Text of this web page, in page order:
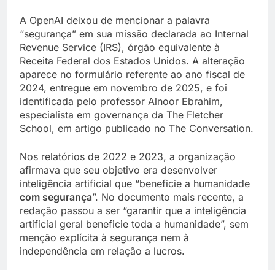
A OpenAI deixou de mencionar a palavra
“segurança” em sua missão declarada ao Internal
Revenue Service (IRS), órgão equivalente à
Receita Federal dos Estados Unidos. A alteração
aparece no formulário referente ao ano fiscal de
2024, entregue em novembro de 2025, e foi
identificada pelo professor Alnoor Ebrahim,
especialista em governança da The Fletcher
School, em artigo publicado no The Conversation.
Nos relatórios de 2022 e 2023, a organização
afirmava que seu objetivo era desenvolver
inteligência artificial que “beneficie a humanidade
com segurança”. No documento mais recente, a
redação passou a ser “garantir que a inteligência
artificial geral beneficie toda a humanidade”, sem
menção explícita à segurança nem à
independência em relação a lucros.